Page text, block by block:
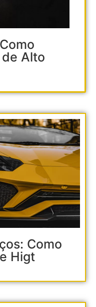
Alto
Como
Higt